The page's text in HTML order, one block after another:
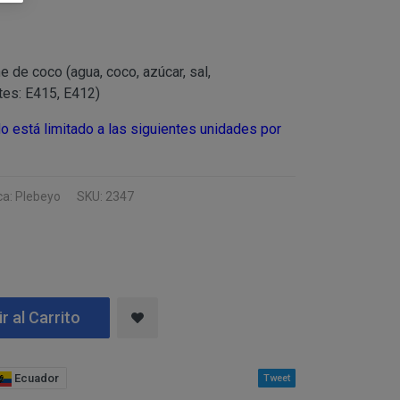
de coco (agua, coco, azúcar, sal,
E415, E412)
está limitado a las siguientes unidades por
Plebeyo SKU: 2347
al Carrito
Ecuador Tweet
atender a sus
del responsable.
web/
únicamente
necesarias para la
una obligación
indicados
es
cualquiera de los
la Sociedad de la
y CINTHYA
(ESPAÑA).